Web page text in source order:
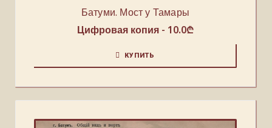
Батуми. Мост у Тамары
Цифровая копия - 10.0₾
КУПИТЬ